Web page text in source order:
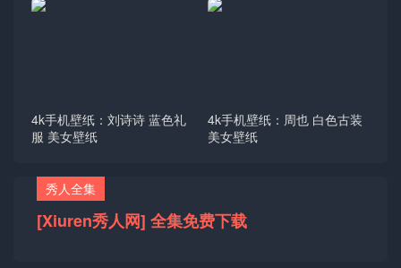
4k手机壁纸：刘诗诗 蓝色礼
服 美女壁纸
4k手机壁纸：周也 白色古装
美女壁纸
秀人全集
[Xiuren秀人网] 全集免费下载